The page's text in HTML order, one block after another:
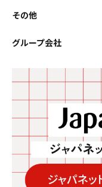
その他
グループ会社